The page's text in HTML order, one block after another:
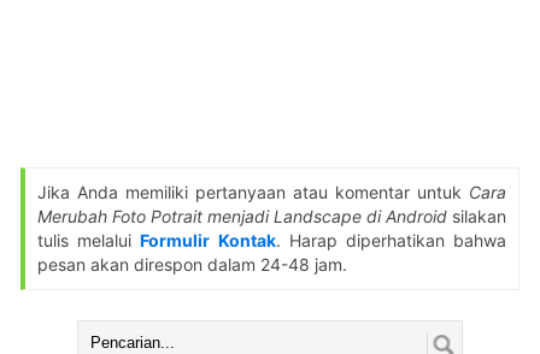
Jika Anda memiliki pertanyaan atau komentar untuk Cara
Merubah Foto Potrait menjadi Landscape di Android silakan
tulis melaluiFormulir Kontak. Harap diperhatikan bahwa
pesan akan direspon dalam 24-48 jam.
Cari: